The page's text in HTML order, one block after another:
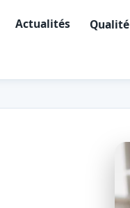
Actualités Qualité